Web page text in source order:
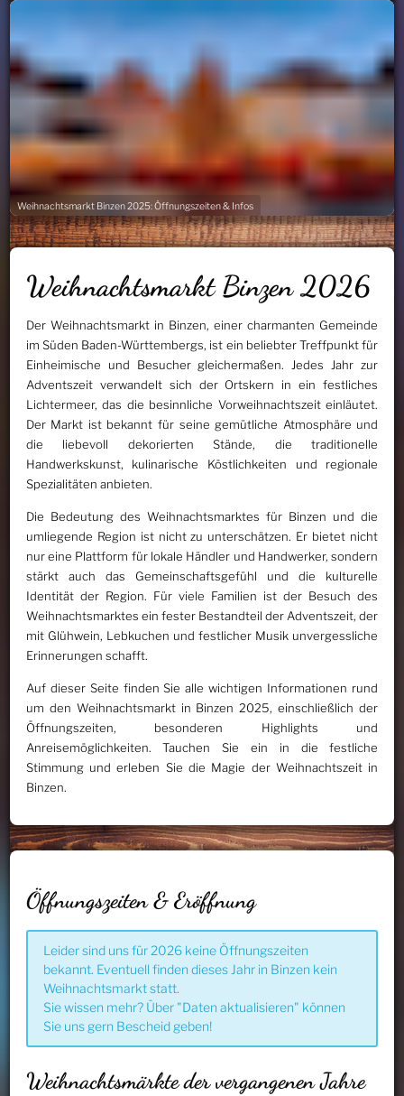
Weihnachtsmarkt Binzen 2025: Öffnungszeiten & Infos
Weihnachtsmarkt Binzen 2026
Der Weihnachtsmarkt in Binzen, einer charmanten Gemeinde
im Süden Baden-Württembergs, ist ein beliebter Treffpunkt für
Einheimische und Besucher gleichermaßen. Jedes Jahr zur
Adventszeit verwandelt sich der Ortskern in ein festliches
Lichtermeer, das die besinnliche Vorweihnachtszeit einläutet.
Der Markt ist bekannt für seine gemütliche Atmosphäre und
die liebevoll dekorierten Stände, die traditionelle
Handwerkskunst, kulinarische Köstlichkeiten und regionale
Spezialitäten anbieten.
Die Bedeutung des Weihnachtsmarktes für Binzen und die
umliegende Region ist nicht zu unterschätzen. Er bietet nicht
nur eine Plattform für lokale Händler und Handwerker, sondern
stärkt auch das Gemeinschaftsgefühl und die kulturelle
Identität der Region. Für viele Familien ist der Besuch des
Weihnachtsmarktes ein fester Bestandteil der Adventszeit, der
mit Glühwein, Lebkuchen und festlicher Musik unvergessliche
Erinnerungen schafft.
Auf dieser Seite finden Sie alle wichtigen Informationen rund
um den Weihnachtsmarkt in Binzen 2025, einschließlich der
Öffnungszeiten, besonderen Highlights und
Anreisemöglichkeiten. Tauchen Sie ein in die festliche
Stimmung und erleben Sie die Magie der Weihnachtszeit in
Binzen.
Öffnungszeiten & Eröffnung
Leider sind uns für 2026 keine Öffnungszeiten
bekannt. Eventuell finden dieses Jahr in Binzen kein
Weihnachtsmarkt statt.
Sie wissen mehr? Über "Daten aktualisieren" können
Sie uns gern Bescheid geben!
Weihnachtsmärkte der vergangenen Jahre